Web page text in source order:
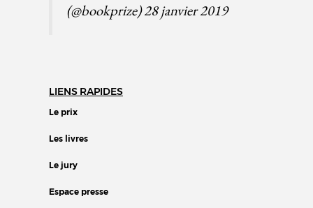
(@bookprize)28 janvier 2019
LIENS RAPIDES
Le prix
Les livres
Le jury
Espace presse